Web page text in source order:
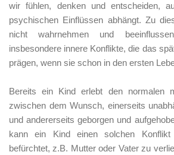
wir fühlen, denken und entscheiden,
psychischen Einflüssen abhängt. Zu
nicht wahrnehmen und
insbesondere innere Konflikte, die das
prägen, wenn sie schon in den ersten
Bereits ein Kind erlebt den normalen
zwischen dem Wunsch, einerseits
und andererseits geborgen und
kann ein Kind einen solchen
befürchtet, z.B. Mutter oder Vater zu